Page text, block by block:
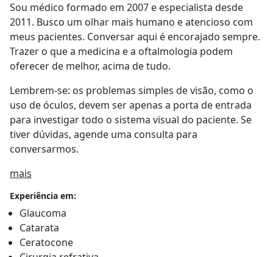
Sou médico formado em 2007 e especialista desde
2011. Busco um olhar mais humano e atencioso com
meus pacientes. Conversar aqui é encorajado sempre.
Trazer o que a medicina e a oftalmologia podem
oferecer de melhor, acima de tudo.
Lembrem-se: os problemas simples de visão, como o
uso de óculos, devem ser apenas a porta de entrada
para investigar todo o sistema visual do paciente. Se
tiver dúvidas, agende uma consulta para
conversarmos.
mais
Experiência em:
Glaucoma
Catarata
Ceratocone